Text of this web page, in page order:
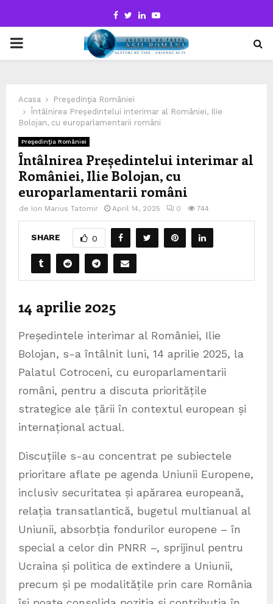
Facebook
TwitterLinkedinYoutube
PRIMARY
Acasa
Preşedinţia României
Întâlnirea Președintelui interimar al României, Ilie
Bolojan, cu europarlamentarii români
Preşedinţia României
Întâlnirea Președintelui interimar al
României, Ilie Bolojan, cu
europarlamentarii români
de Ion Marius Tatomir April 14, 2025 0 744
SHARE 0
14 aprilie 2025
Președintele interimar al României, Ilie
Bolojan, s-a întâlnit luni, 14 aprilie 2025, la
Palatul Cotroceni, cu europarlamentarii
români, pentru a discuta prioritățile
strategice ale țării în contextul european și
internațional actual.
Discuțiile s-au concentrat pe subiectele
prioritare aflate pe agenda Uniunii Europene,
inclusiv securitatea și apărarea europeană,
relația transatlantică, bugetul multianual al
Uniunii, absorbția fondurilor europene – în
special a celor din PNRR –, sprijinul pentru
Ucraina și politica de extindere a Uniunii,
precum și pe modalitățile prin care România